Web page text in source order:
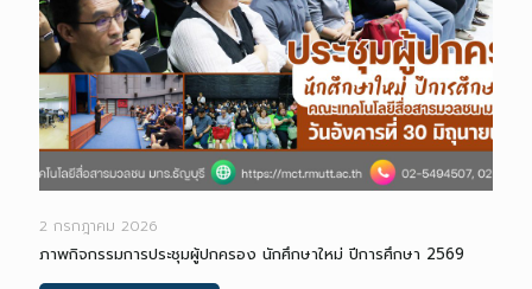
2 กรกฎาคม 2026
ภาพกิจกรรมการประชุมผู้ปกครอง นักศึกษาใหม่ ปีการศึกษา 2569